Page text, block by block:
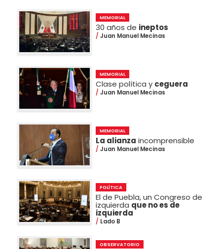
MEMORIAL
30 años de ineptos
Juan Manuel Mecinas
MEMORIAL
Clase política y ceguera
Juan Manuel Mecinas
MEMORIAL
La alianza incomprensible
Juan Manuel Mecinas
POLÍTICA
El de Puebla, un Congreso de
izquierda que no es de
izquierda
Lado B
OBSERVATORIO